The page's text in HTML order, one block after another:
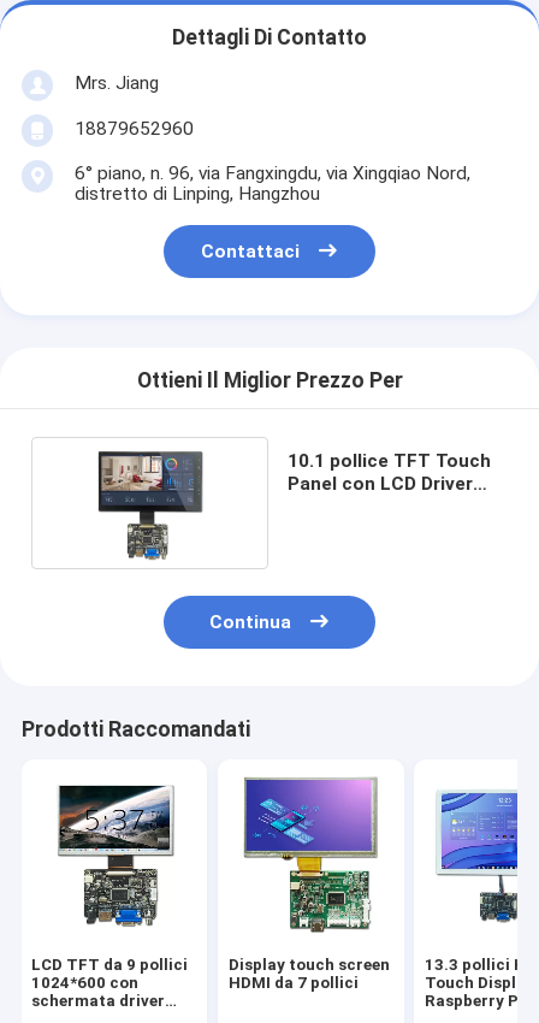
Dettagli Di Contatto
Mrs. Jiang
18879652960
6° piano, n. 96, via Fangxingdu, via Xingqiao Nord,
distretto di Linping, Hangzhou
Contattaci
Ottieni Il Miglior Prezzo Per
10.1 pollice TFT Touch
Panel con LCD Driver
Continua
Prodotti Raccomandati
LCD TFT da 9 pollici
1024*600 con
schermata driver
Display touch screen
HDMI da 7 pollici
13.3 pollici
Touch Display
Raspberry PI